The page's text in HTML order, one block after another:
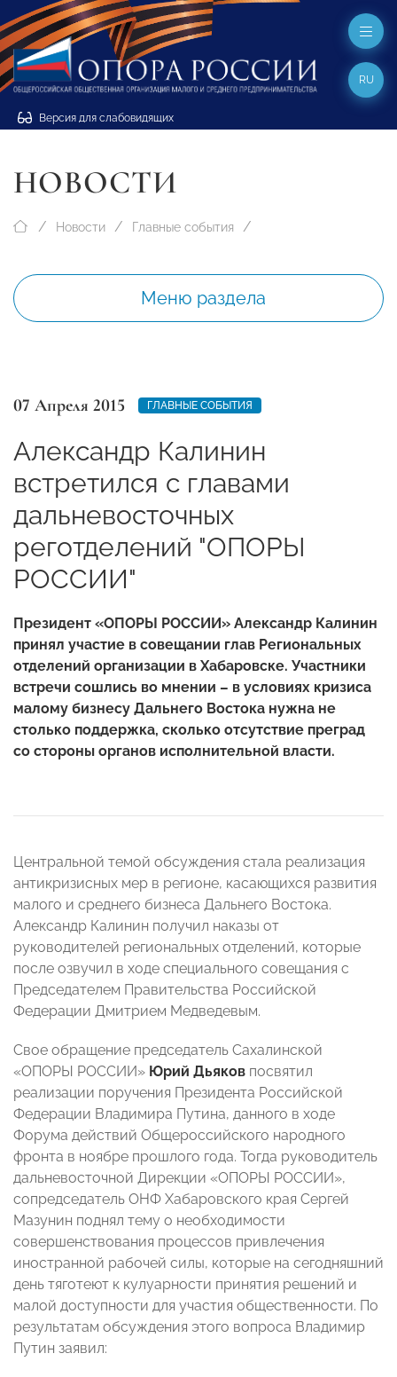
Версия для слабовидящих
RU
НОВОСТИ
Новости Главные события
Меню раздела
07 Апреля 2015 ГЛАВНЫЕ СОБЫТИЯ
Александр Калинин
встретился с главами
дальневосточных
реготделений "ОПОРЫ
РОССИИ"
Президент «ОПОРЫ РОССИИ» Александр Калинин
принял участие в совещании глав Региональных
отделений организации в Хабаровске. Участники
встречи сошлись во мнении – в условиях кризиса
малому бизнесу Дальнего Востока нужна не
столько поддержка, сколько отсутствие преград
со стороны органов исполнительной власти.
Центральной темой обсуждения стала реализация
антикризисных мер в регионе, касающихся развития
малого и среднего бизнеса Дальнего Востока.
Александр Калинин получил наказы от
руководителей региональных отделений, которые
после озвучил в ходе специального совещания с
Председателем Правительства Российской
Федерации Дмитрием Медведевым.
Свое обращение председатель Сахалинской
«ОПОРЫ РОССИИ» Юрий Дьяков посвятил
реализации поручения Президента Российской
Федерации Владимира Путина, данного в ходе
Форума действий Общероссийского народного
фронта в ноябре прошлого года. Тогда руководитель
дальневосточной Дирекции «ОПОРЫ РОССИИ»,
сопредседатель ОНФ Хабаровского края Сергей
Мазунин поднял тему о необходимости
совершенствования процессов привлечения
иностранной рабочей силы, которые на сегодняшний
день тяготеют к кулуарности принятия решений и
малой доступности для участия общественности. По
результатам обсуждения этого вопроса Владимир
Путин заявил: